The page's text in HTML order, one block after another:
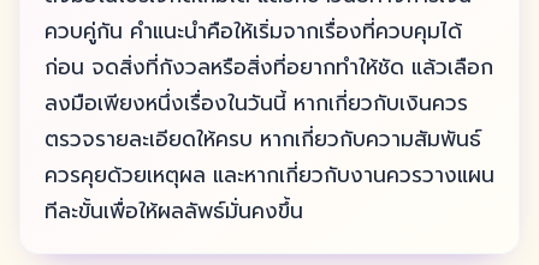
ควบคู่กัน คำแนะนำคือให้เริ่มจากเรื่องที่ควบคุมได้
ก่อน จดสิ่งที่กังวลหรือสิ่งที่อยากทำให้ชัด แล้วเลือก
ลงมือเพียงหนึ่งเรื่องในวันนี้ หากเกี่ยวกับเงินควร
ตรวจรายละเอียดให้ครบ หากเกี่ยวกับความสัมพันธ์
ควรคุยด้วยเหตุผล และหากเกี่ยวกับงานควรวางแผน
ทีละขั้นเพื่อให้ผลลัพธ์มั่นคงขึ้น